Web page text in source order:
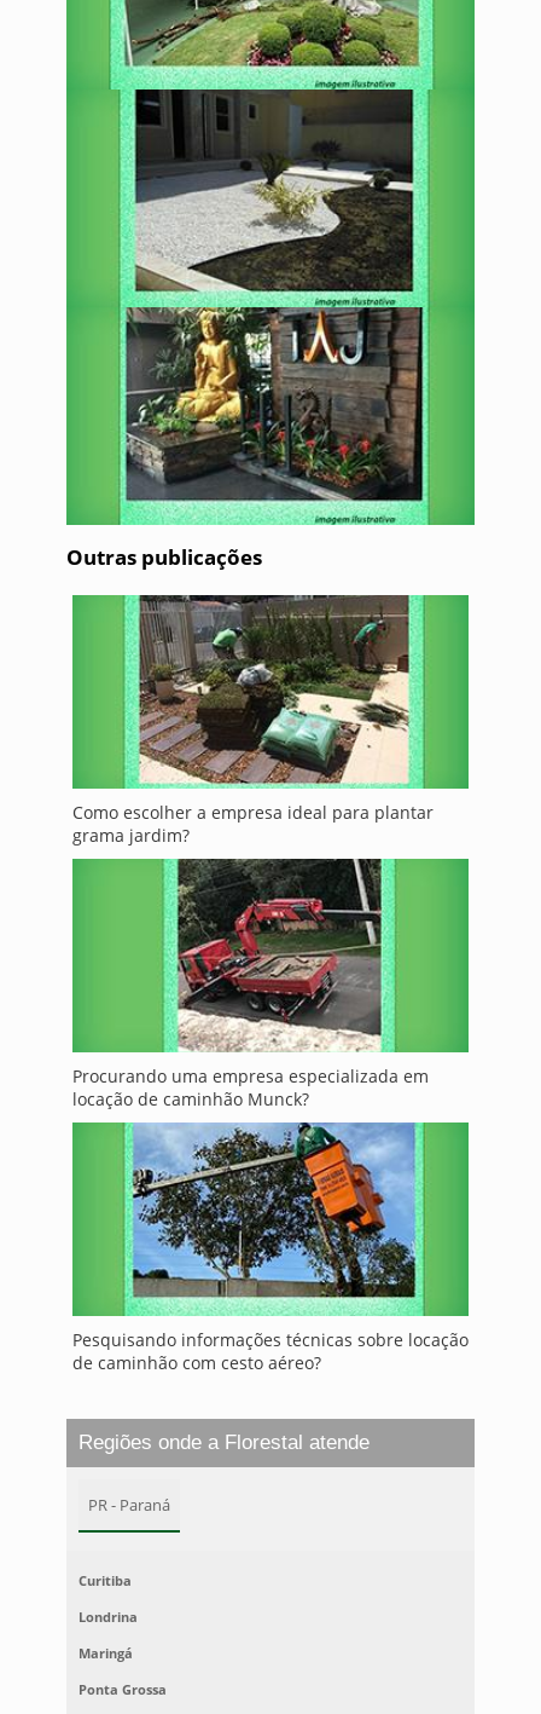
Outras publicações
Como escolher a empresa ideal para plantar
grama jardim?
Procurando uma empresa especializada em
locação de caminhão Munck?
Pesquisando informações técnicas sobre locação
de caminhão com cesto aéreo?
Regiões onde a Florestal atende
PR - Paraná
Curitiba
Londrina
Maringá
Ponta Grossa